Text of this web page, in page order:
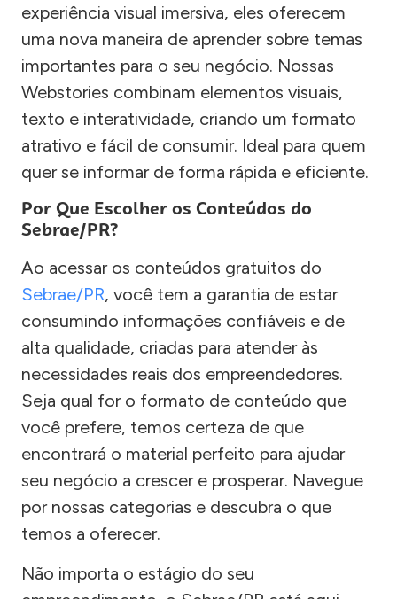
experiência visual imersiva, eles oferecem
uma nova maneira de aprender sobre temas
importantes para o seu negócio. Nossas
Webstories combinam elementos visuais,
texto e interatividade, criando um formato
atrativo e fácil de consumir. Ideal para quem
quer se informar de forma rápida e eficiente.
Por Que Escolher os Conteúdos do
Sebrae/PR?
Ao acessar os conteúdos gratuitos do
Sebrae/PR, você tem a garantia de estar
consumindo informações confiáveis e de
alta qualidade, criadas para atender às
necessidades reais dos empreendedores.
Seja qual for o formato de conteúdo que
você prefere, temos certeza de que
encontrará o material perfeito para ajudar
seu negócio a crescer e prosperar. Navegue
por nossas categorias e descubra o que
temos a oferecer.
Não importa o estágio do seu